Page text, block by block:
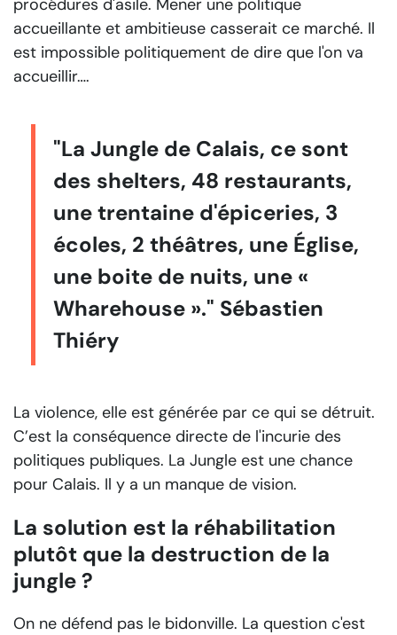
accueillante et ambitieuse casserait ce marché. Il
est impossible politiquement de dire que l'on va
accueillir….
"La Jungle de Calais, ce sont
des shelters, 48 restaurants,
une trentaine d'épiceries, 3
écoles, 2 théâtres, une Église,
une boite de nuits, une «
Wharehouse »." Sébastien
Thiéry
La violence, elle est générée par ce qui se détruit.
C’est la conséquence directe de l'incurie des
politiques publiques. La Jungle est une chance
pour Calais. Il y a un manque de vision.
La solution est la réhabilitation
plutôt que la destruction de la
jungle ?
On ne défend pas le bidonville. La question c'est